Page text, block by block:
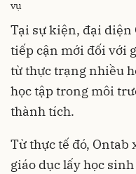
vụ
Tại sự kiện, đại diện
tiếp cận mới đối với
từ thực trạng nhiều
học tập trong môi
thành tích.
Từ thực tế đó,
giáo dục lấy học